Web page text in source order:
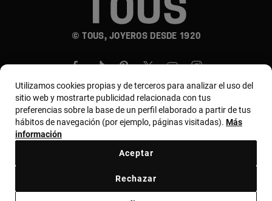
© TOUS, JOYEROS DESDE 1920
País y moneda:Costa Rica / US Dollar
Utilizamos cookies propias y de terceros para analizar el uso del
sitio web y mostrarte publicidad relacionada con tus
preferencias sobre la base de un perfil elaborado a partir de tus
hábitos de navegación (por ejemplo, páginas visitadas). Más
información
Rechazar
Aceptar